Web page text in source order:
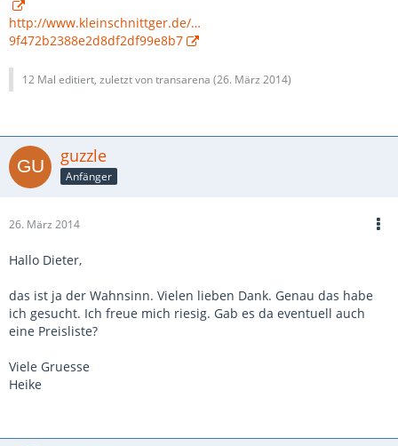
http://www.kleinschnittger.de/…
9f472b2388e2d8df2df99e8b7
12 Mal editiert, zuletzt von transarena (26. März 2014)
guzzle
Anfänger
26. März 2014
Hallo Dieter,
das ist ja der Wahnsinn. Vielen lieben Dank. Genau das habe
ich gesucht. Ich freue mich riesig. Gab es da eventuell auch
eine Preisliste?
Viele Gruesse
Heike